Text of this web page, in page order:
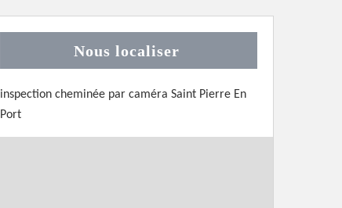
Nous localiser
inspection cheminée par caméra Saint Pierre En
Port